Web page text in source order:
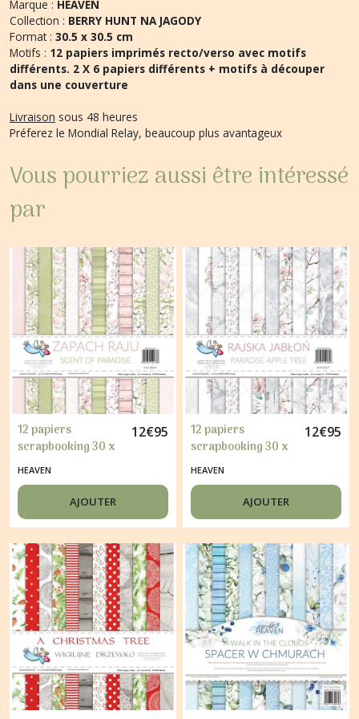
Marque : HEAVEN
Collection : BERRY HUNT NA JAGODY
Format : 30.5 x 30.5 cm
Motifs : 12 papiers imprimés recto/verso avec motifs
différents. 2 X 6 papiers différents + motifs à découper
dans une couverture
Livraison sous 48 heures
Préferez le Mondial Relay, beaucoup plus avantageux
Vous pourriez aussi être intéressé
par
12 papiers
scrapbooking 30 x
30 cm HEAVEN
ZAPACH RAJU
SCENT OF PARADISE
12€95
HEAVEN
AJOUTER
12 papiers
scrapbooking 30 x
30 cm HEAVEN
RAJSKA JABLON
PARADISE APPLE
TREE
12€95
HEAVEN
AJOUTER